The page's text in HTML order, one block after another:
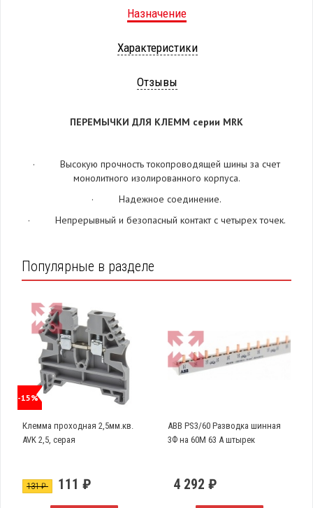
Назначение
Характеристики
Отзывы
ПЕРЕМЫЧКИ ДЛЯ КЛЕММ серии MRK
· Высокую прочность токопроводящей шины за счет
монолитного изолированного корпуса.
· Надежное соединение.
· Непрерывный и безопасный контакт с четырех точек.
Популярные в разделе
-15%
Клемма проходная 2,5мм.кв.
AVK 2,5, серая
131 ₽ 111 ₽
ABB PS3/60 Разводка шинная
3Ф на 60М 63 А штырек
4 292 ₽